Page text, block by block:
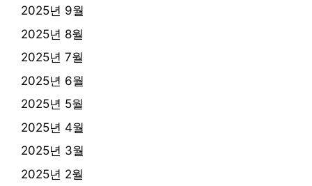
2025년 9월
2025년 8월
2025년 7월
2025년 6월
2025년 5월
2025년 4월
2025년 3월
2025년 2월